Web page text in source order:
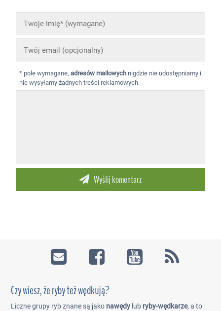
* pole wymagane,adresów mailowych nigdzie nie udostępniamy i
nie wysyłamy żadnych treści reklamowych.
Czy wiesz, że ryby też wędkują?
Liczne grupy ryb znane są jako nawędy lub ryby-wędkarze, a to